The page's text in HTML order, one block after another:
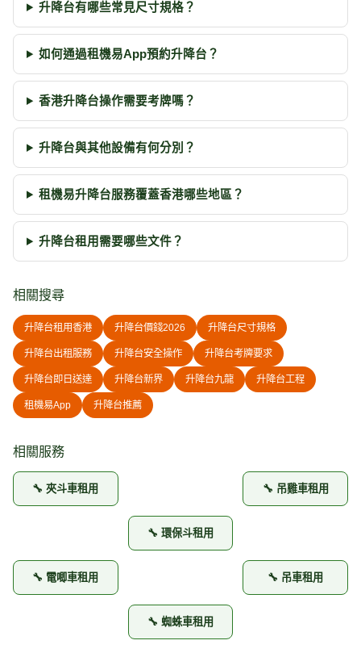
升降台有哪些常見尺寸規格？
如何通過租機易App預約升降台？
香港升降台操作需要考牌嗎？
升降台與其他設備有何分別？
租機易升降台服務覆蓋香港哪些地區？
升降台租用需要哪些文件？
相關搜尋
升降台租用香港 升降台價錢2026 升降台尺寸規格
升降台出租服務 升降台安全操作 升降台考牌要求
升降台即日送達 升降台新界 升降台九龍 升降台工程
租機易App 升降台推薦
相關服務
🔧 夾斗車租用 🔧 吊雞車租用
🔧 環保斗租用
🔧 電唧車租用 🔧 吊車租用
🔧 蜘蛛車租用